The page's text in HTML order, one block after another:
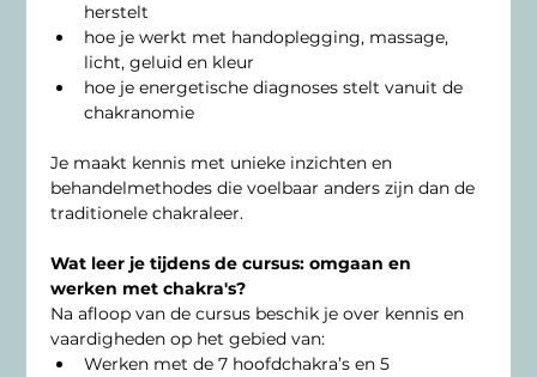
herstelt
hoe je werkt met handoplegging, massage,
licht, geluid en kleur
hoe je energetische diagnoses stelt vanuit de
chakranomie
Je maakt kennis met unieke inzichten en
behandelmethodes die voelbaar anders zijn dan de
traditionele chakraleer.
Wat leer je tijdens de cursus: omgaan en
werken met chakra's?
Na afloop van de cursus beschik je over kennis en
vaardigheden op het gebied van:
Werken met de 7 hoofdchakra’s en 5